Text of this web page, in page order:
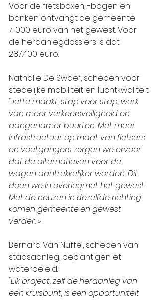
Voor de fietsboxen, -bogen en
banken ontvangt de gemeente
71.000 euro van het gewest. Voor
de heraanlegdossiers is dat
287.400 euro.
Nathalie De Swaef, schepen voor
stedelijke mobiliteit en luchtkwaliteit:
"Jette maakt, stap voor stap, werk
van meer verkeersveiligheid en
aangenamer buurten. Met meer
infrastructuur op maat van fietsers
en voetgangers zorgen we ervoor
dat de alternatieven voor de
wagen aantrekkelijker worden. Dit
doen we in overlegmet het gewest.
Met de neuzen in dezelfde richting
komen gemeente en gewest
verder. »
Bernard Van Nuffel, schepen van
stadsaanleg, beplantigen et
waterbeleid:
"Elk project, zelf de heraanleg van
een kruispunt, is een opportuniteit